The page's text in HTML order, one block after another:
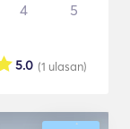
4 5
(1 ulasan)
5.0